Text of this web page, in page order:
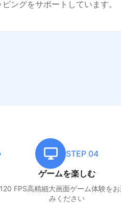
ングをサポートしています。
STEP 04
ゲームを楽しむ
120 FPS高精細大画面ゲーム体験をお
みください